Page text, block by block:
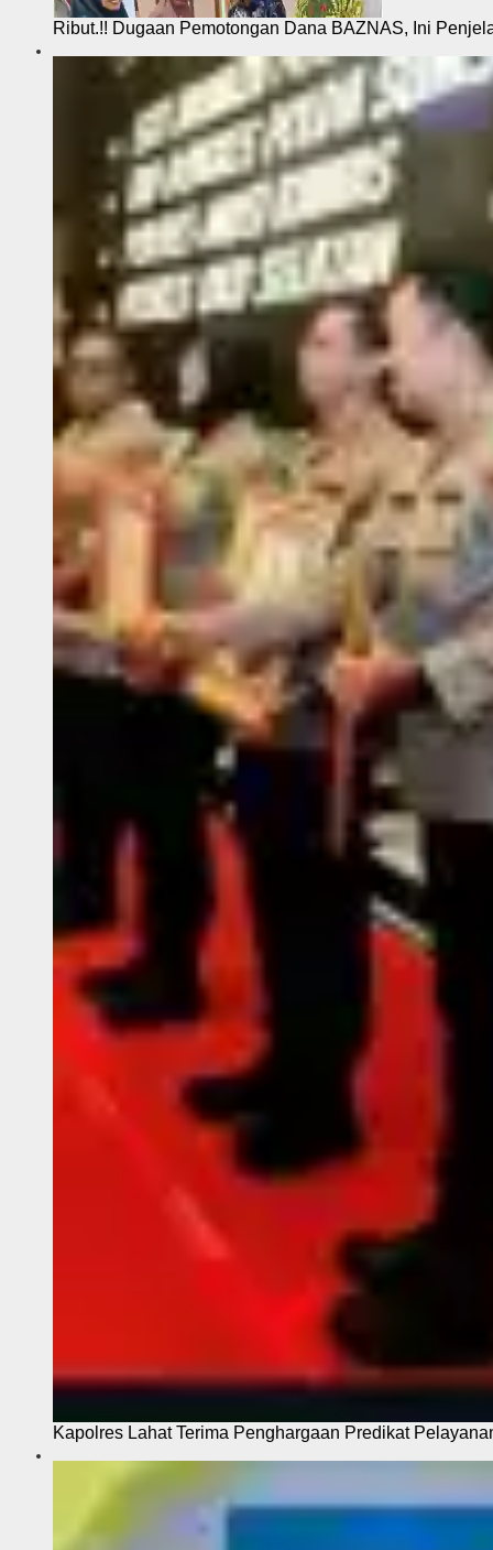
Ribut.!! Dugaan Pemotongan Dana BAZNAS, Ini
Kapolres Lahat Terima Penghargaan Predikat